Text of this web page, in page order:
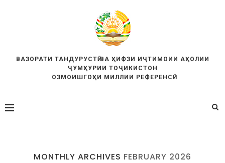
ВАЗОРАТИ ТАНДУРУСТӢ ВА ҲИФЗИ ИҶТИМОИИ АҲОЛИИ
ҶУМҲУРИИ ТОҶИКИСТОН
ОЗМОИШГОҲИ МИЛЛИИ РЕФЕРЕНСӢ
MONTHLY ARCHIVES FEBRUARY 2026